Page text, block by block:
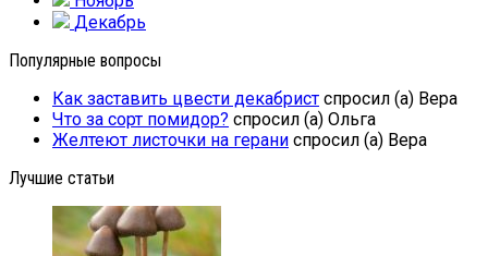
Декабрь
Популярные вопросы
Как заставить цвести декабрист спросил (а) Вера
Что за сорт помидор? спросил (а) Ольга
Желтеют листочки на герани спросил (а) Вера
Лучшие статьи